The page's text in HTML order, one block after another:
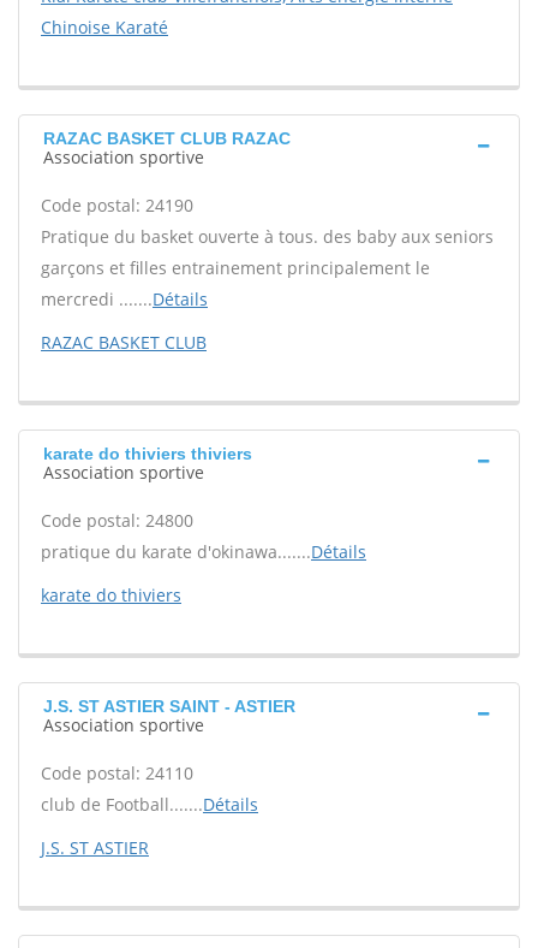
Chinoise Karaté
RAZAC BASKET CLUB RAZAC
Association sportive
Code postal: 24190
Pratique du basket ouverte à tous. des baby aux seniors
garçons et filles entrainement principalement le
mercredi .......Détails
RAZAC BASKET CLUB
karate do thiviers thiviers
Association sportive
Code postal: 24800
pratique du karate d'okinawa.......Détails
karate do thiviers
J.S. ST ASTIER SAINT - ASTIER
Association sportive
Code postal: 24110
club de Football.......Détails
J.S. ST ASTIER